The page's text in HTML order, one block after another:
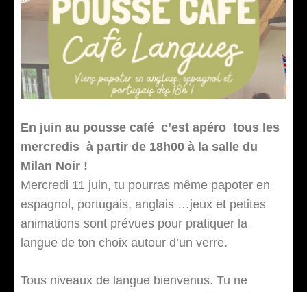
En juin au pousse café c’est apéro tous les
mercredis à partir de 18h00 à la salle du
Milan Noir !
Mercredi 11 juin, tu pourras même papoter en
espagnol, portugais, anglais …jeux et petites
animations sont prévues pour pratiquer la
langue de ton choix autour d’un verre.
Tous niveaux de langue bienvenus. Tu ne